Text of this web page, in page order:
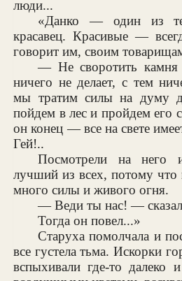
люди...
«Данко — один из
красавец. Красивые —
говорит им, своим
— Не своротить
ничего не делает, с тем
мы тратим силы на думу
пойдем в лес и пройдем его
он конец — все на свете
Гей!..
Посмотрели на него
лучший из всех, потому что
много силы и живого огня.
— Веди ты нас! —
Тогда он повел...»
Старуха помолчала и
все густела тьма. Искорки
вспыхивали где-то далеко